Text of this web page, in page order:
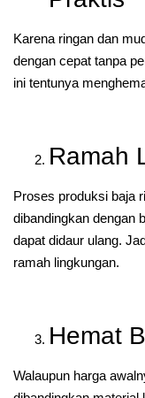
Karena ringan dan
dengan cepat tanpa
ini tentunya
Ramah
Proses produksi baja
dibandingkan dengan
dapat didaur ulang.
ramah lingkungan.
Hemat
Walaupun harga